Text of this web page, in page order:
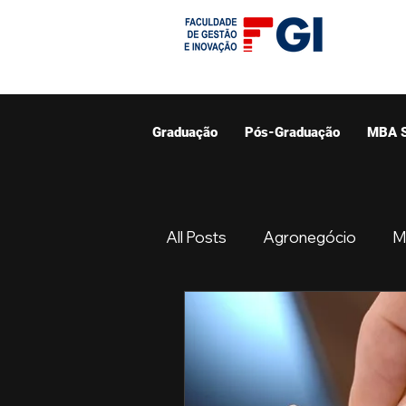
Graduação Pós-Graduação MBA
All Posts Agronegócio
Resumo
Gestão Ciências